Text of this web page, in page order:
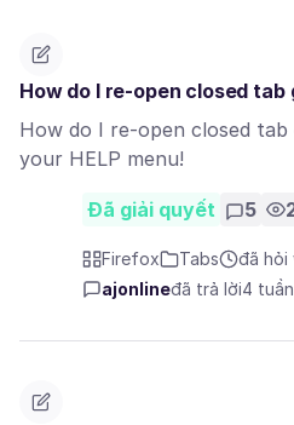
How do I re-open closed tab
How do I re-open closed
your HELP menu!
Đã giải quyết 5
Firefox Tabs
đã hỏi
ajonlineđã trả lời4